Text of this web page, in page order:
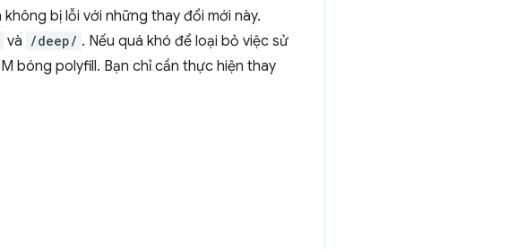
bị lỗi với những thay đổi mới này.
và /deep/ . Nếu quá khó để loại bỏ việc sử
bóng polyfill. Bạn chỉ cần thực hiện thay